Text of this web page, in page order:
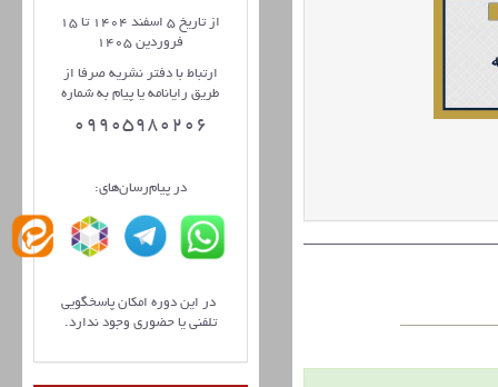
از تاریخ 5 اسفند 1404 تا 15
فروردین 1405
ارتباط با دفتر نشریه صرفا از
طریق رایانامه یا پیام به شماره
09905980206
در پیام‌رسان‌های:
در این دوره امکان پاسخگویی
تلفنی یا حضوری وجود ندارد.